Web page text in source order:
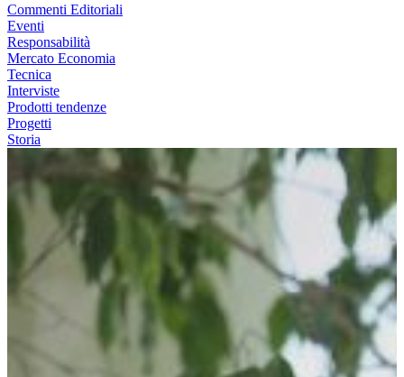
Commenti Editoriali
Eventi
Responsabilità
Mercato Economia
Tecnica
Interviste
Prodotti tendenze
Progetti
Storia